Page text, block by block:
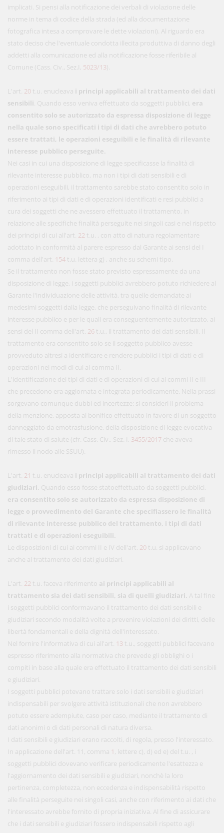
implicati. Si pensi alla notificazione dei verbali di violazione delle
norme in tema di codice della strada (ed alla documentazione
fotografica intesa a comprovare le dette violazioni). Al riguardo era
stato deciso che l'eventuale condotta illecita produttiva di danno degli
addetti alla comunicazione ed alla notificazione fosse riferibile al
Comune (Cass. Civ., Sez.I, 5023/13).
L'art. 20 t.u. enucleava i principi applicabili al trattamento dei dati
sensibili . Quando esso veniva effettuato da soggetti pubblici, era
consentito solo se autorizzato da espressa disposizione di legge
nella quale sono specificati i tipi di dati che avrebbero potuto
essere trattati, le operazioni eseguibili e le finalità di rilevante
interesse pubblico perseguite.
Nei casi in cui una disposizione di legge specificasse la finalità di
rilevante interesse pubblico, ma non i tipi di dati sensibili e di
operazioni eseguibili, il trattamento sarebbe stato consentito solo in
riferimento ai tipi di dati e di operazioni identificati e resi pubblici a
cura dei soggetti che ne avessero effettuato il trattamento, in
relazione alle specifiche finalità perseguite nei singoli casi e nel rispetto
dei principi di cui all'art. 22 t.u. , con atto di natura regolamentare
adottato in conformità al parere espresso dal Garante ai sensi del I
comma dell'art. 154 t.u. lettera g) , anche su schemi tipo.
Se il trattamento non fosse stato previsto espressamente da una
disposizione di legge, i soggetti pubblici avrebbero potuto richiedere al
Garante l'individuazione delle attività, tra quelle demandate ai
medesimi soggetti dalla legge, che perseguivano finalità di rilevante
interesse pubblico e per le quali era conseguentemente autorizzato, ai
sensi del II comma dell'art. 26 t.u., il trattamento dei dati sensibili. Il
trattamento era consentito solo se il soggetto pubblico avesse
provveduto altresì a identificare e rendere pubblici i tipi di dati e di
operazioni nei modi di cui al comma II.
L'identificazione dei tipi di dati e di operazioni di cui ai commi II e III
che precedono era aggiornata e integrata periodicamente. Nella prassi
sorgevano comunque dubbi ed incertezze: si consideri il problema
della menzione, apposta al bonifico effettuato in favore di un soggetto
danneggiato da emotrasfusione, della disposizione di legge evocativa
di tale stato di salute (cfr. Cass. Civ., Sez. I, 3455/2017 che aveva
rimesso il nodo alle SSUU).
L'art. 21 t.u. enucleava i principi applicabili al trattamento dei dati
giudiziari. Quando esso fosse statoeffettuato da soggetti pubblici,
era consentito solo se autorizzato da espressa disposizione di
legge o provvedimento del Garante che specifiassero le finalità
di rilevante interesse pubblico del trattamento, i tipi di dati
trattati e di operazioni eseguibili.
Le disposizioni di cui ai commi II e IV dell'art. 20 t.u. si applicavano
anche al trattamento dei dati giudiziari.
L'art. 22 t.u. faceva riferimento ai principi applicabili al
trattamento sia dei dati sensibili, sia di quelli giudiziari. A tal fine
i soggetti pubblici conformavano il trattamento dei dati sensibili e
giudiziari secondo modalità volte a prevenire violazioni dei diritti, delle
libertà fondamentali e della dignità dell'interessato.
Nel fornire l'informativa di cui all'art. 13 t.u., soggetti pubblici facevano
espresso riferimento alla normativa che prevede gli obblighi o i
compiti in base alla quale era effettuato il trattamento dei dati sensibili
e giudiziari.
I soggetti pubblici potevano trattare solo i dati sensibili e giudiziari
indispensabili per svolgere attività istituzionali che non avrebbero
potuto essere adempiute, caso per caso, mediante il trattamento di
dati anonimi o di dati personali di natura diversa.
I dati sensibili e giudiziari erano raccolti, di regola, presso l'interessato.
In applicazione dell'art. 11, comma 1 , lettere c), d) ed e) del t.u. , i
soggetti pubblici dovevano verificare periodicamente l'esattezza e
l'aggiornamento dei dati sensibili e giudiziari, nonchè la loro
pertinenza, completezza, non eccedenza e indispensabilità rispetto
alle finalità perseguite nei singoli casi, anche con riferimento ai dati che
l'interessato avrebbe fornito di propria iniziativa. Al fine di assicurare
che i dati sensibili e giudiziari fossero indispensabili rispetto agli